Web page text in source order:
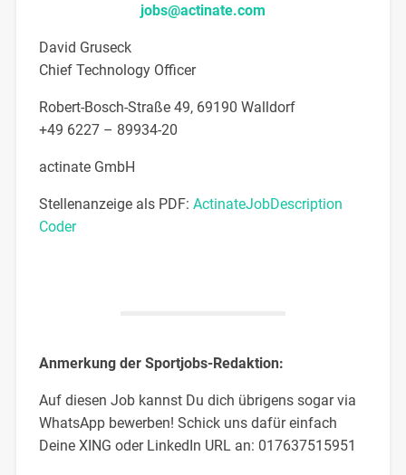
jobs@actinate.com
David Gruseck
Chief Technology Officer
Robert-Bosch-Straße 49, 69190 Walldorf
+49 6227 – 89934-20
actinate GmbH
Stellenanzeige als PDF: ActinateJobDescription
Coder
Anmerkung der Sportjobs-Redaktion:
Auf diesen Job kannst Du dich übrigens sogar via
WhatsApp bewerben! Schick uns dafür einfach
Deine XING oder LinkedIn URL an: 017637515951